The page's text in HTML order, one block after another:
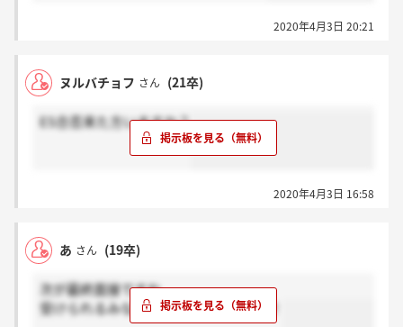
2020年4月3日 20:21
ヌルバチョフ さん (21卒)
ES合否来た方いますか？
2020年4月3日 16:58
あ さん (19卒)
次が最終面接ですね
受けられるみなさん、頑張りましょう！